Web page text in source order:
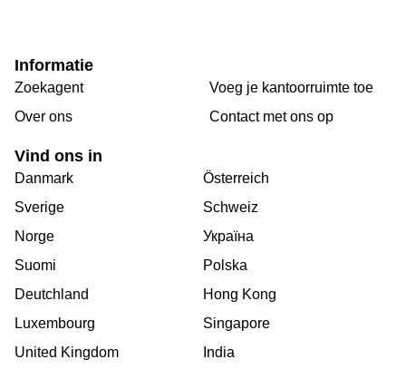
Informatie
Zoekagent
Over ons
Voeg je kantoorruimte toe
Сontact met ons op
Vind ons in
Danmark
Sverige
Norge
Suomi
Deutchland
Luxembourg
United Kingdom
Österreich
Schweiz
Україна
Polska
Hong Kong
Singapore
India